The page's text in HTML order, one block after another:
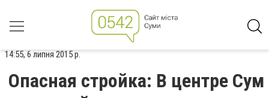
14:55, 6 липня 2015 р.
Опасная стройка: В центре Сум